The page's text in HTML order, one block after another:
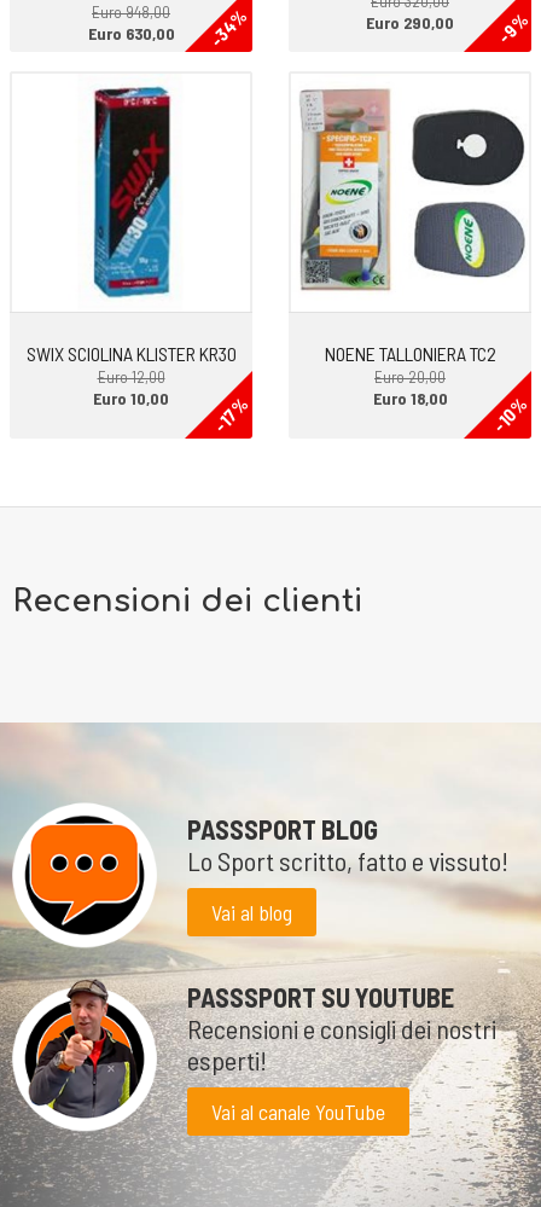
Euro 948,00 -34%
Euro 630,00 -9%
Euro 290,00
SWIX SCIOLINA KLISTER KR30
Euro 12,00
-17%
Euro 10,00
NOENE TALLONIERA TC2
Euro 20,00
-10%
Euro 18,00
Recensioni dei clienti
PASSSPORT BLOG
Lo Sport scritto, fatto e vissuto!
Vai al blog
PASSSPORT SU YOUTUBE
Recensioni e consigli dei nostri
esperti!
Vai al canale YouTube